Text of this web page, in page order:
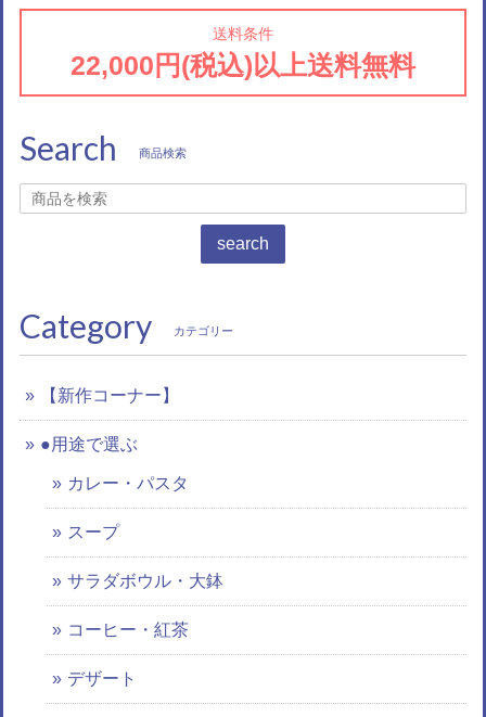
送料条件
22,000円(税込)以上送料無料
Search 商品検索
search
Category カテゴリー
【新作コーナー】
●用途で選ぶ
カレー・パスタ
スープ
サラダボウル・大鉢
コーヒー・紅茶
デザート